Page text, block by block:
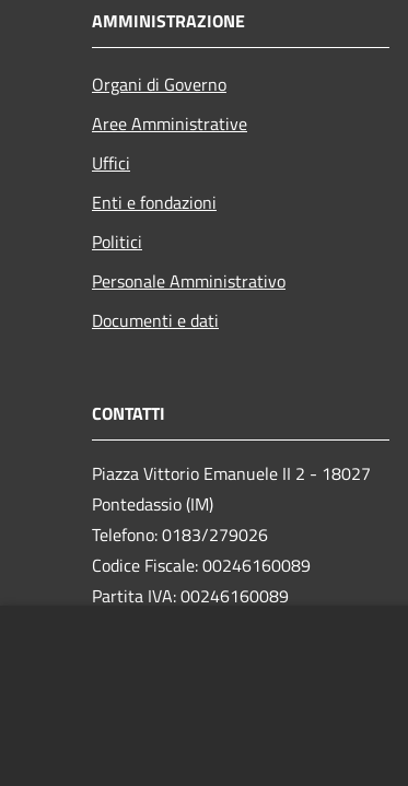
AMMINISTRAZIONE
Organi di Governo
Aree Amministrative
Uffici
Enti e fondazioni
Politici
Personale Amministrativo
Documenti e dati
CONTATTI
Piazza Vittorio Emanuele II 2 - 18027
Pontedassio (IM)
Telefono: 0183/279026
Codice Fiscale: 00246160089
Partita IVA: 00246160089